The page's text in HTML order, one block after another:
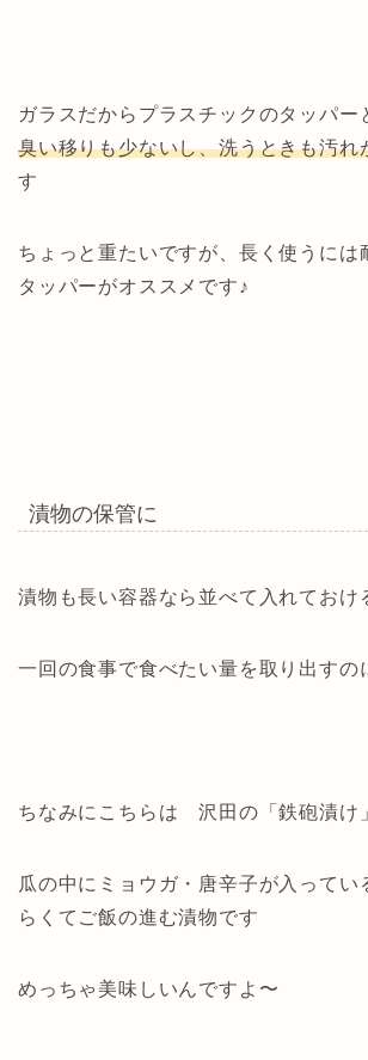
ガラスだからプラスチックのタッパー
臭い移りも少ないし、洗うときも汚れ
す
ちょっと重たいですが、長く使うには
タッパーがオススメです♪
漬物の保管に
漬物も長い容器なら並べて入れておけ
一回の食事で食べたい量を取り出すの
ちなみにこちらは 沢田の「鉄砲漬け
瓜の中にミョウガ・唐辛子が入って
らくてご飯の進む漬物です
めっちゃ美味しいんですよ〜